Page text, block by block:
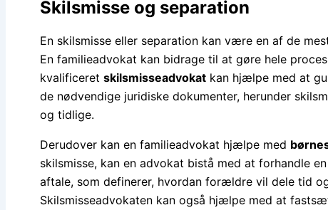
Skilsmisse og separation
En skilsmisse eller separation kan være en af de
En familieadvokat kan bidrage til at gøre hele
kvalificeret skilsmisseadvokat kan hjælpe med at
de nødvendige juridiske dokumenter, herunder
og tidlige.
Derudover kan en familieadvokat hjælpe med
skilsmisse, kan en advokat bistå med at forhandle en
aftale, som definerer, hvordan forældre vil dele tid
Skilsmisseadvokaten kan også hjælpe med at